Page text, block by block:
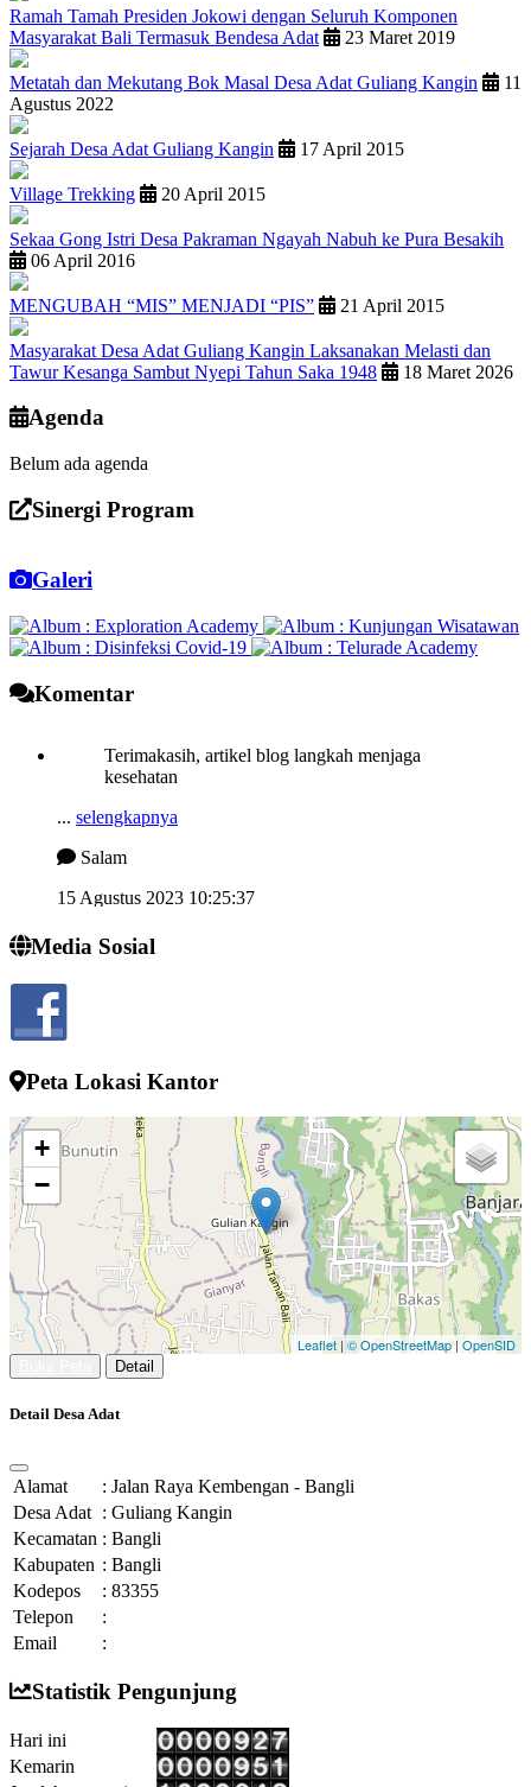
Ramah Tamah Presiden Jokowi dengan Seluruh Komponen
Masyarakat Bali Termasuk Bendesa Adat
23 Maret 2019
Metatah dan Mekutang Bok Masal Desa Adat Guliang Kangin
11
Agustus 2022
Sejarah Desa Adat Guliang Kangin 17 April 2015
Village Trekking 20 April 2015
Sekaa Gong Istri Desa Pakraman Ngayah Nabuh ke Pura Besakih
06 April 2016
MENGUBAH “MIS” MENJADI “PIS” 21 April 2015
Masyarakat Desa Adat Guliang Kangin Laksanakan Melasti dan
Tawur Kesanga Sambut Nyepi Tahun Saka 1948
18 Maret 2026
Agenda
Belum ada agenda
Sinergi Program
Galeri
Komentar
kesehatan
24 Juli 2022 13:52:10
Media Sosial
Peta Lokasi Kantor
+
−
Leaflet | © OpenStreetMap |OpenSID
Detail
Detail Desa Adat
Alamat : Jalan Raya Kembengan - Bangli
Desa Adat : Guliang Kangin
Kecamatan : Bangli
Kabupaten : Bangli
Kodepos
: 83355
Telepon
:
Email
:
Statistik Pengunjung
Hari ini
Kemarin